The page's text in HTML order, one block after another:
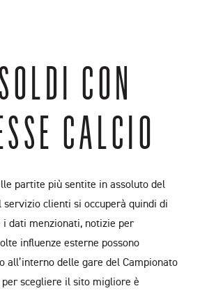
CON
CALCIO
partite più sentite in assoluto del
servizio clienti si occuperà quindi di
i dati menzionati, notizie per
influenze esterne possono
all’interno delle gare del Campionato
per scegliere il sito migliore è